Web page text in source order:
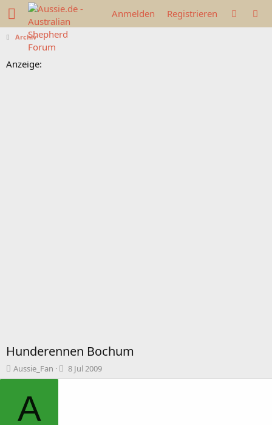
Anmelden Registrieren
Archiv
Anzeige:
Hunderennen Bochum
T
h
n
Aussie_Fan
B
e
8 Jul 2009
A